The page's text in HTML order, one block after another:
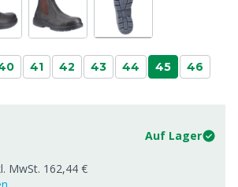
41 42 43 44 45
46
Auf Lager
MwSt. 162,44 €